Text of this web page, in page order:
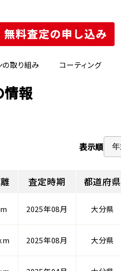
の取り組み コーティング
報
表示順
査定時期 都道府県
2025年08月 大分県
2025年08月 大分県